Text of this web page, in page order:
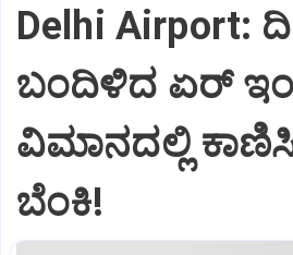
Delhi Airport:
ಬಂದಿಳಿದ ಏರ್‌
ವಿಮಾನದಲ್ಲಿ
ಬೆಂಕಿ!